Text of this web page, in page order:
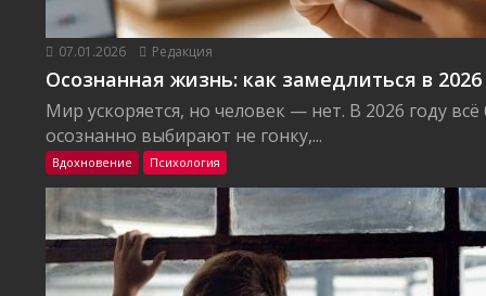
07.01.2026 Редакция
Осознанная жизнь: как замедлиться в 2026
Мир ускоряется, но человек — нет. В 2026 году
осознанно выбирают не гонку,...
Вдохновение Психология